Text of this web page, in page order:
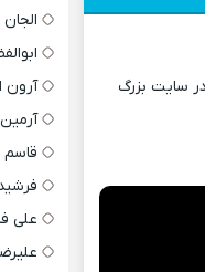
سایت بزرگ
الجان
آرون
قاسم
علی